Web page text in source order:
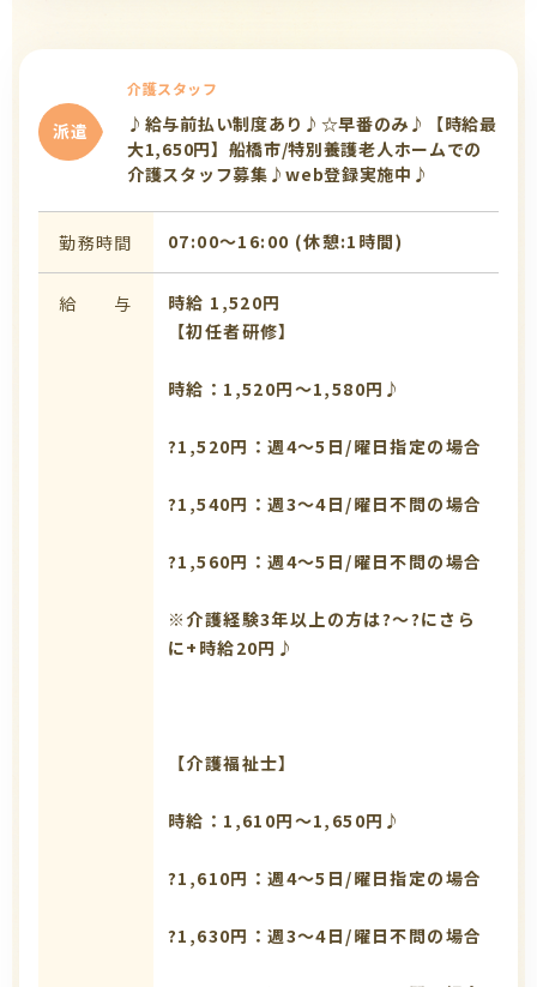
派遣
介護スタッフ
♪給与前払い制度あり♪☆早番のみ♪【時給最
大1,650円】船橋市/特別養護老人ホームでの
介護スタッフ募集♪web登録実施中♪
勤務時間 07:00〜16:00 (休憩:1時間)
給 与
時給 1,520円
【初任者研修】
時給：1,520円～1,580円♪
?1,520円：週4～5日/曜日指定の場合
?1,540円：週3～4日/曜日不問の場合
?1,560円：週4～5日/曜日不問の場合
※介護経験3年以上の方は?～?にさら
に+時給20円♪
【介護福祉士】
時給：1,610円～1,650円♪
?1,610円：週4～5日/曜日指定の場合
?1,630円：週3～4日/曜日不問の場合